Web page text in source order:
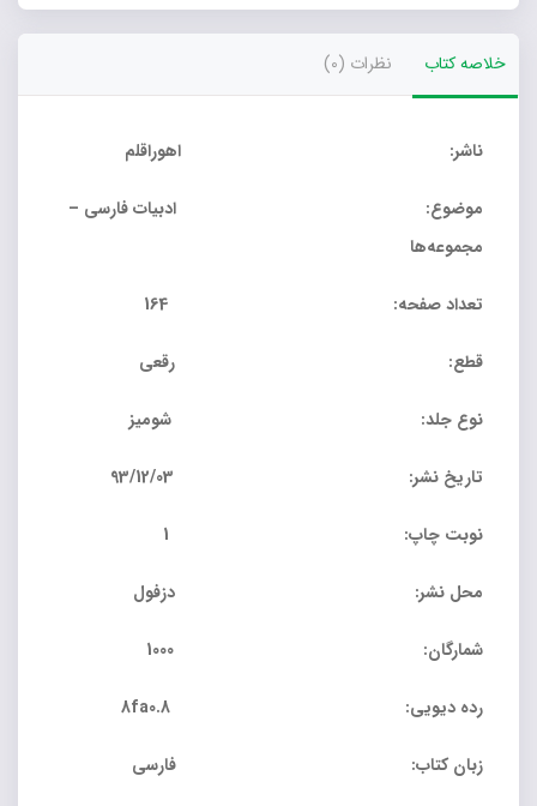
خلاصه کتاب نظرات (0)
ناشر: اهوراقلم
موضوع: ادبیات فارسی –
مجموعه‌ها
تعداد صفحه: 164
قطع: رقعی
نوع جلد: شومیز
تاریخ نشر: 93/12/03
نوبت چاپ: 1
محل نشر: دزفول
شمارگان: 1000
رده دیویی: 8fa0.8
زبان کتاب: فارسی